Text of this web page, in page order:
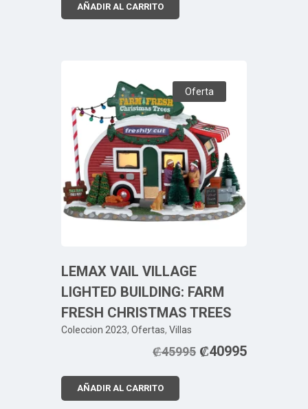
AÑADIR AL CARRITO
Oferta
LEMAX VAIL VILLAGE
LIGHTED BUILDING: FARM
FRESH CHRISTMAS TREES
Coleccion 2023, Ofertas, Villas
₡45995 ₡40995
AÑADIR AL CARRITO